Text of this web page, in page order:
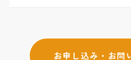
お申し込み・お問